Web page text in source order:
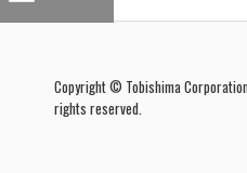
Copyright © Tobishima
rights reserved.